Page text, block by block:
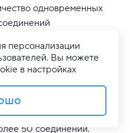
одновременных
000 соединений (для
Power,Галактика
одновременных
с базой данных
50 соединений.
персонализации
Вы можете
в настройках